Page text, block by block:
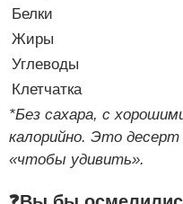
Белки
Жиры
Углеводы
Клетчатка
*Без сахара, с
калорийно. Это
«чтобы удивить».